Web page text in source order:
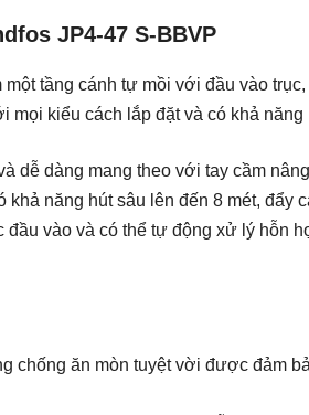
JP4-47 S-BBVP
tầng cánh tự mồi với đầu vào
kiểu cách lắp đặt và có khả năng
dễ dàng mang theo với tay cầm
năng hút sâu lên đến 8 mét,
vào và có thể tự động xử lý hỗn
chống ăn mòn tuyệt vời được đảm